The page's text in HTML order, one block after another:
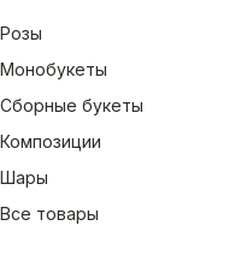
Розы
Монобукеты
Сборные букеты
Композиции
Шары
Все товары